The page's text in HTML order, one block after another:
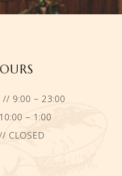
9:00 – 23:00
– 1:00
CLOSED